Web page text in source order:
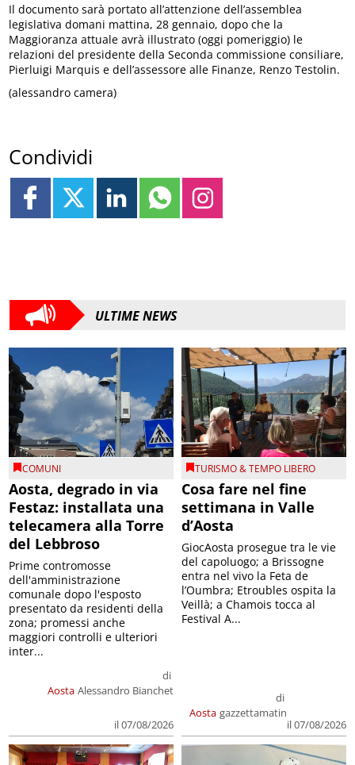
Il documento sarà portato all’attenzione dell’assemblea
legislativa domani mattina, 28 gennaio, dopo che la
Maggioranza attuale avrà illustrato (oggi pomeriggio) le
relazioni del presidente della Seconda commissione consiliare,
Pierluigi Marquis e dell’assessore alle Finanze, Renzo Testolin.
(alessandro camera)
Condividi
ULTIME NEWS
COMUNI
Aosta, degrado in via
Festaz: installata una
telecamera alla Torre
del Lebbroso
Aosta
di
Alessandro Bianchet
il 07/08/2026
Prime contromosse
dell'amministrazione
comunale dopo l'esposto
presentato da residenti della
zona; promessi anche
maggiori controlli e ulteriori
inter...
TURISMO & TEMPO LIBERO
Cosa fare nel fine
settimana in Valle
d’Aosta
Aosta
di
gazzettamatin
il 07/08/2026
GiocAosta prosegue tra le vie
del capoluogo; a Brissogne
entra nel vivo la Feta de
l’Oumbra; Etroubles ospita la
Veillà; a Chamois tocca al
Festival A...